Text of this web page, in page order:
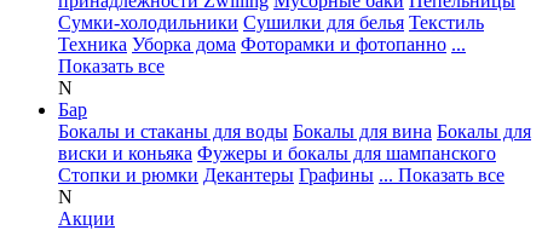
Сумки-холодильники Сушилки для белья Текстиль
Техника Уборка дома Фоторамки и фотопанно ...
Показать все
N
Бар
Бокалы и стаканы для воды Бокалы для вина Бокалы для
виски и коньяка Фужеры и бокалы для шампанского
Стопки и рюмки Декантеры Графины ... Показать все
N
Акции